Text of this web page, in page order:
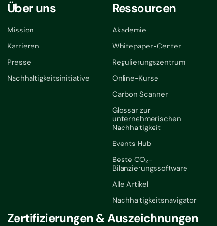
Über uns
Mission
Karrieren
Presse
Nachhaltigkeitsinitiative
Ressourcen
Akademie
Whitepaper-Center
Regulierungszentrum
Online-Kurse
Carbon Scanner
Glossar zur
unternehmerischen
Nachhaltigkeit
Events Hub
Beste CO₂-
Bilanzierungssoftware
Alle Artikel
Nachhaltigkeitsnavigator
Zertifizierungen & Auszeichnungen